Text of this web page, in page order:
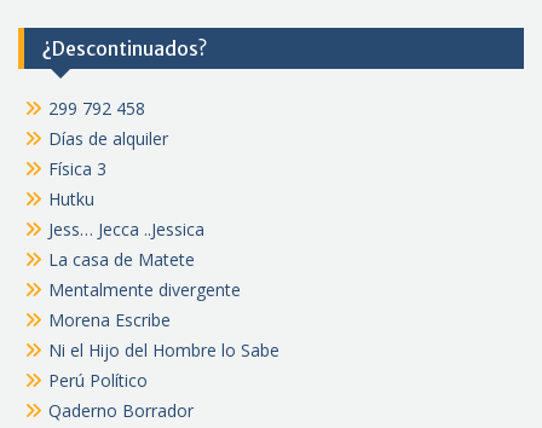
¿Descontinuados?
299 792 458
Días de alquiler
Física 3
Hutku
Jess… Jecca ..Jessica
La casa de Matete
Mentalmente divergente
Morena Escribe
Ni el Hijo del Hombre lo Sabe
Perú Político
Qaderno Borrador